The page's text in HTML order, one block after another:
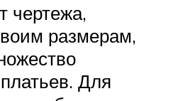
чертежа,
размерам,
Для